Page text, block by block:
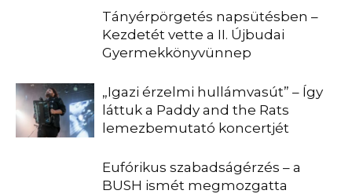
Tányérpörgetés napsütésben –
Kezdetét vette a II. Újbudai
Gyermekkönyvünnep
„Igazi érzelmi hullámvasút” – Így
láttuk a Paddy and the Rats
lemezbemutató koncertjét
Eufórikus szabadságérzés – a
BUSH ismét megmozgatta